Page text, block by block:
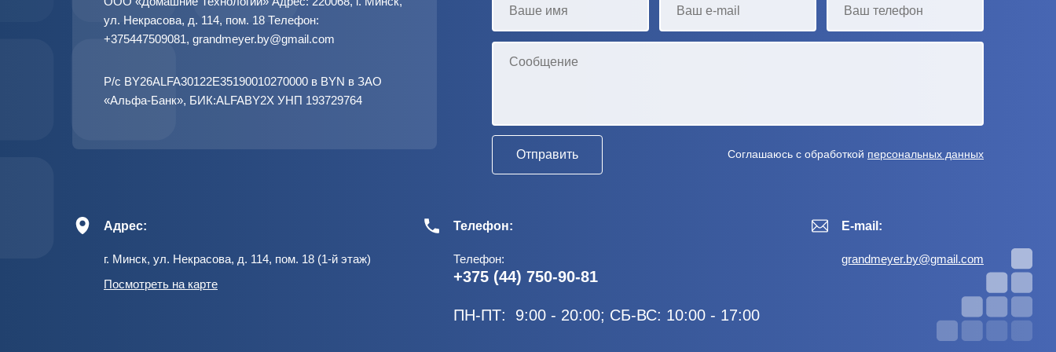
ул. Некрасова, д. 114, пом. 18 Телефон:
+375447509081, grandmeyer.by@gmail.com
Р/с BY26ALFA30122E35190010270000 в BYN в ЗАО
«Альфа-Банк», БИК:ALFABY2X УНП 193729764
Соглашаюсь с обработкой персональных данных
Адрес:
г. Минск, ул. Некрасова, д. 114, пом. 18 (1-й этаж)
Посмотреть на карте
Телефон:
Телефон:
+375 (44) 750-90-81
ПН-ПТ: 9:00 - 20:00; СБ-ВС: 10:00 - 17:00
E-mail:
grandmeyer.by@gmail.com